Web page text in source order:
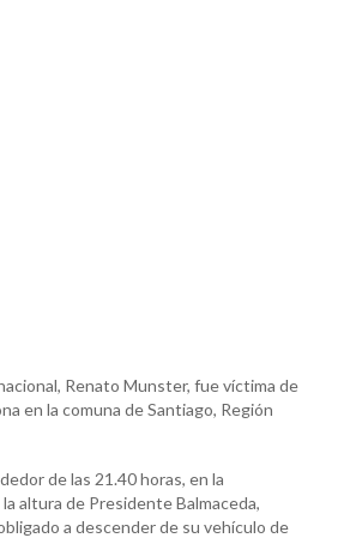
Renato Munster, fue víctima de
en la comuna de Santiago, Región
de las 21.40 horas, en la
altura de Presidente Balmaceda,
a descender de su vehículo de